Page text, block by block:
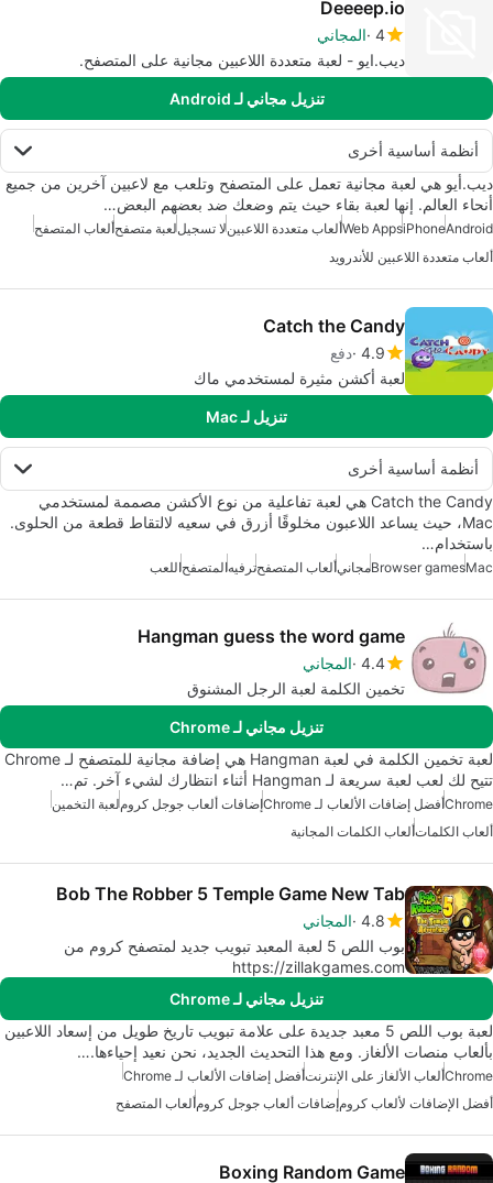
Deeeep.io
4 المجاني
ديب.ايو - لعبة متعددة اللاعبين مجانية على المتصفح.
تنزيل مجاني لـ Android
أنظمة أساسية أخرى
ديب.أيو هي لعبة مجانية تعمل على المتصفح وتلعب مع لاعبين آخرين من جميع
أنحاء العالم. إنها لعبة بقاء حيث يتم وضعك ضد بعضهم البعض…
Android
iPhone
Web Appsألعاب متعددة اللاعبينلا تسجيللعبة متصفحألعاب المتصفح
ألعاب متعددة اللاعبين للأندرويد
Catch the Candy
4.9 دفع
لعبة أكشن مثيرة لمستخدمي ماك
تنزيل لـ Mac
أنظمة أساسية أخرى
Catch the Candy هي لعبة تفاعلية من نوع الأكشن مصممة لمستخدمي
Mac، حيث يساعد اللاعبون مخلوقًا أزرق في سعيه لالتقاط قطعة من الحلوى.
باستخدام…
Mac
Browser gamesمجانيألعاب المتصفحترفيهالمتصفحاللعب
Hangman guess the word game
4.4 المجاني
تخمين الكلمة لعبة الرجل المشنوق
تنزيل مجاني لـ Chrome
لعبة تخمين الكلمة في لعبة Hangman هي إضافة مجانية للمتصفح لـ Chrome
تتيح لك لعب لعبة سريعة لـ Hangman أثناء انتظارك لشيء آخر. تم…
Chromeأفضل إضافات الألعاب لـ Chrome إضافات ألعاب جوجل كروملعبة التخمين
ألعاب الكلماتألعاب الكلمات المجانية
Bob The Robber 5 Temple Game New Tab
4.8 المجاني
بوب اللص 5 لعبة المعبد تبويب جديد لمتصفح كروم من
https://zillakgames.com
تنزيل مجاني لـ Chrome
لعبة بوب اللص 5 معبد جديدة على علامة تبويب تاريخ طويل من إسعاد اللاعبين
بألعاب منصات الألغاز. ومع هذا التحديث الجديد، نحن نعيد إحياءها.…
Chromeألعاب الألغاز على الإنترنتأفضل إضافات الألعاب لـ Chrome
أفضل الإضافات لألعاب كرومإضافات ألعاب جوجل كرومألعاب المتصفح
Boxing Random Game